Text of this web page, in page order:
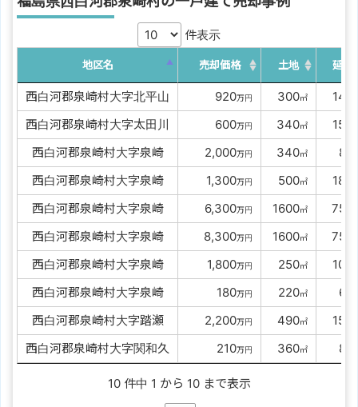
件表示
地区名 売却価格 土地 延床
西白河郡泉崎村大字北平山 920万円 300㎡ 140
西白河郡泉崎村大字太田川 600万円 340㎡ 150
西白河郡泉崎村大字泉崎 2,000万円 340㎡ 85
西白河郡泉崎村大字泉崎 1,300万円 500㎡ 180
西白河郡泉崎村大字泉崎 6,300万円 1600㎡ 750
西白河郡泉崎村大字泉崎 8,300万円 1600㎡ 750
西白河郡泉崎村大字泉崎 1,800万円 250㎡ 100
西白河郡泉崎村大字泉崎 180万円 220㎡ 60
西白河郡泉崎村大字踏瀬 2,200万円 490㎡ 150
西白河郡泉崎村大字関和久 210万円 360㎡ 85
10 件中 1 から 10 まで表示